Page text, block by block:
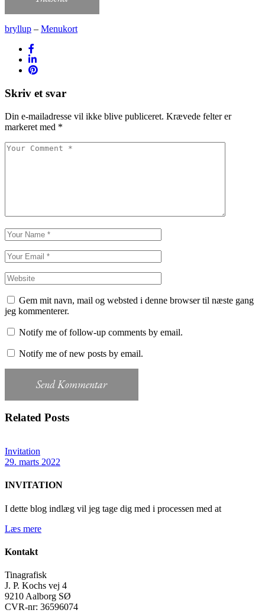
bryllup ‒ Menukort
Skriv et svar
Din e-mailadresse vil ikke blive publiceret. Krævede felter er
markeret med *
Gem mit navn, mail og websted i denne browser til næste gang
jeg kommenterer.
Notify me of follow-up comments by email.
Notify me of new posts by email.
Send Kommentar
Related Posts
Invitation
29. marts 2022
INVITATION
I dette blog indlæg vil jeg tage dig med i processen med at
Læs mere
Kontakt
Tinagrafisk
J. P. Kochs vej 4
9210 Aalborg SØ
CVR-nr: 36596074